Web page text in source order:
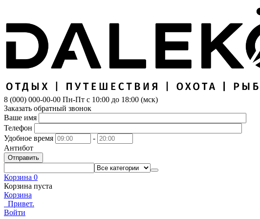
8 (000) 000-00-00 Пн-Пт с 10:00 до 18:00 (мск)
Заказать обратный звонок
Ваше имя
Телефон
Удобное время
-
Антибот
Отправить
Корзина 0
Корзина пуста
Корзина
Привет.
Войти